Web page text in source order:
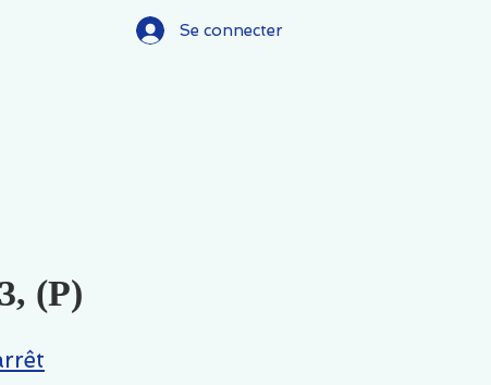
Se connecter
(P)